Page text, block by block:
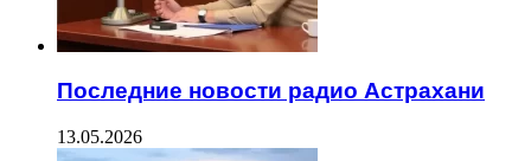
Последние новости радио Астрахани
13.05.2026